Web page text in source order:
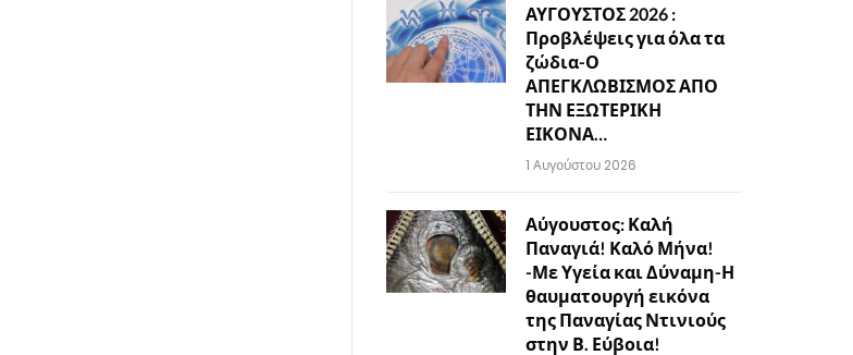
ΑΥΓΟΥΣΤΟΣ 2026 :
Προβλέψεις για όλα τα
ζώδια-Ο
ΑΠΕΓΚΛΩΒΙΣΜΟΣ ΑΠΟ
ΤΗΝ ΕΞΩΤΕΡΙΚΗ
ΕΙΚΟΝΑ…
1 Αυγούστου 2026
Αύγουστος: Καλή
Παναγιά! Καλό Μήνα!
-Με Υγεία και Δύναμη-Η
θαυματουργή εικόνα
της Παναγίας Ντινιούς
στην Β. Εύβοια!